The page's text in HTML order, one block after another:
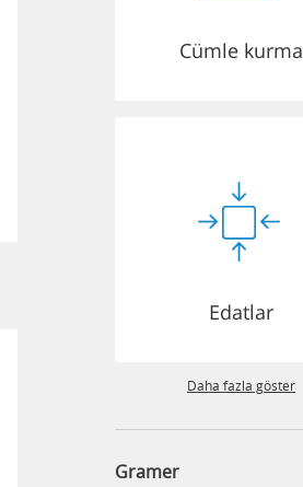
Cümle kurma
Edatlar
Daha fazla göster
Gramer